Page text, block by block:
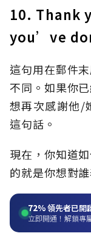
10. Thank
you’ve
這句用在郵件
不同。如果你
想再次感謝他/
這句話。
現在，你知道
的就是你想對
72%領先者已開
立即開通！解鎖專